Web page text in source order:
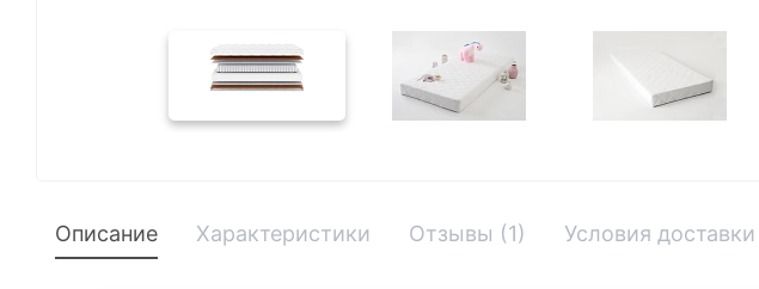
Описание Характеристики Отзывы (1) Условия доставки